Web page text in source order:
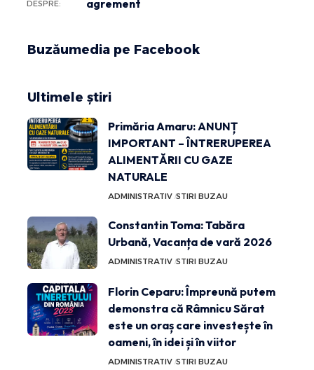
DESPRE:
agrement
Buzăumedia pe Facebook
Ultimele știri
Primăria Amaru: ANUNȚ
IMPORTANT – ÎNTRERUPEREA
ALIMENTĂRII CU GAZE
NATURALE
ADMINISTRATIV STIRI BUZAU
Constantin Toma: Tabăra
Urbană, Vacanța de vară 2026
ADMINISTRATIV STIRI BUZAU
Florin Ceparu: Împreună putem
demonstra că Râmnicu Sărat
este un oraș care investește în
oameni, în idei și în viitor
ADMINISTRATIV STIRI BUZAU